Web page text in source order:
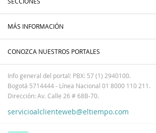
MÁS INFORMACIÓN
CONOZCA NUESTROS PORTALES
Info general del portal: PBX: 57 (1) 2940100.
Bogotá 5714444 - Línea Nacional 01 8000 110 211.
Dirección: Av. Calle 26 # 68B-70.
servicioalclienteweb@eltiempo.com